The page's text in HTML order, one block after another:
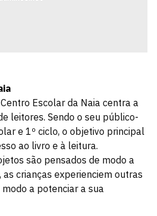
Escolar da Naia centra a
leitores. Sendo o seu público-
e 1º ciclo, o objetivo principal
ao livro e à leitura.
são pensados de modo a
crianças experienciem outras
a potenciar a sua